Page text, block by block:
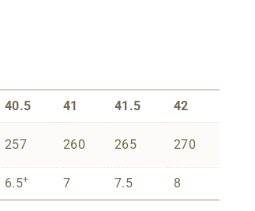
40.5 41 41.5 42
257 260 265 270
6.5+ 7 7.5 8